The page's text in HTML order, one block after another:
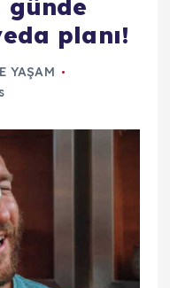
günde
planı!
YAŞAM